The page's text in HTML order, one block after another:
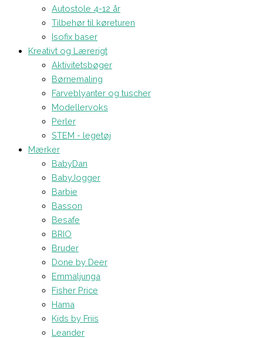
Autostole 4-12 år
Tilbehør til køreturen
Isofix baser
Kreativt og Lærerigt
Aktivitetsbøger
Børnemaling
Farveblyanter og tuscher
Modellervoks
Perler
STEM - legetøj
Mærker
BabyDan
BabyJogger
Barbie
Basson
Besafe
BRIO
Bruder
Done by Deer
Emmaljunga
Fisher Price
Hama
Kids by Friis
Leander